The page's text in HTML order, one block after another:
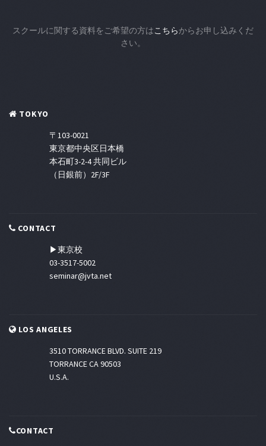
スクールに関する資料をご希望の方はこちらからお申し込みくだ
さい。
TOKYO
〒103-0021
東京都中央区日本橋
本石町3-2-4 共同ビル
（日銀前）2F/3F
CONTACT
▶東京校
03-3517-5002
seminar@jvta.net
LOS ANGELES
3510 TORRANCE BLVD. SUITE 219
TORRANCE CA 90503
U.S.A.
CONTACT